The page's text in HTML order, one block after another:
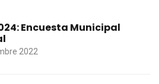
Encuesta Municipal
2022